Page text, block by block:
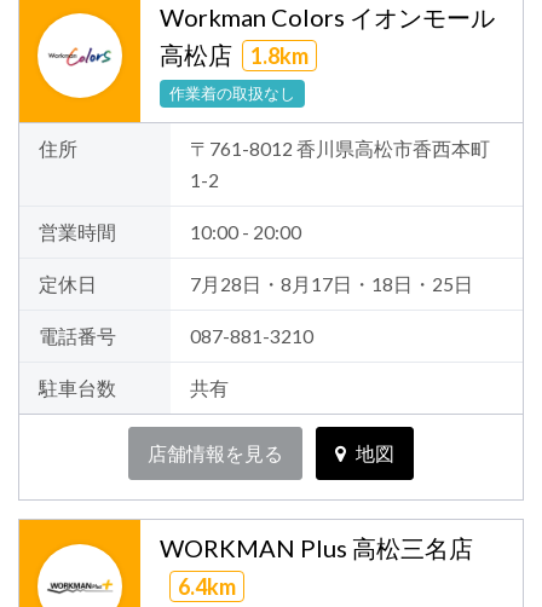
Workman Colors イオンモール
高松店
1.8km
作業着の取扱なし
住所
〒761-8012 香川県高松市香西本町
1-2
営業時間 10:00 - 20:00
定休日 7月28日・8月17日・18日・25日
電話番号 087-881-3210
駐車台数 共有
店舗情報を見る 地図
WORKMAN Plus 高松三名店
6.4km